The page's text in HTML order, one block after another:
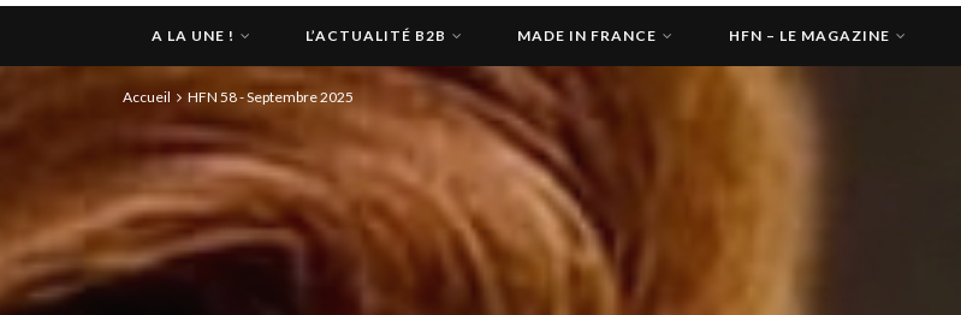
A LA UNE ! L’ACTUALITÉ B2B MADE IN FRANCE HFN – LE MAGAZINE
Accueil HFN 58 - Septembre 2025